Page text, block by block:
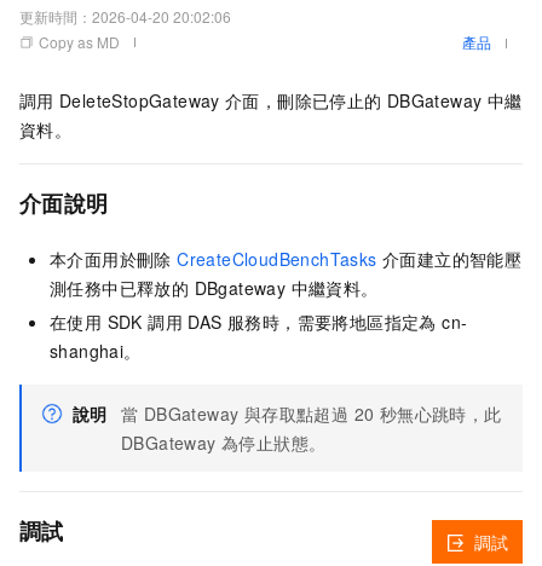
更新時間： 2026-04-20 20:02:06
Copy as MD
產品
調用 DeleteStopGateway 介面，刪除已停止的 DBGateway 中繼
資料。
介面說明
本介面用於刪除CreateCloudBenchTasks 介面建立的智能壓
測任務中已釋放的 DBgateway 中繼資料。
在使用 SDK 調用 DAS 服務時，需要將地區指定為 cn-
shanghai。
說明 當 DBGateway 與存取點超過 20 秒無心跳時，此
DBGateway 為停止狀態。
調試 調試